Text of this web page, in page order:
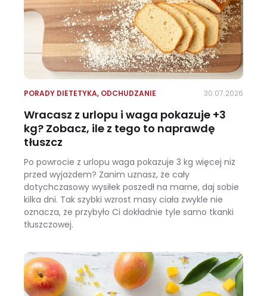
PORADY DIETETYKA, ODCHUDZANIE 30.07.2026
Wracasz z urlopu i waga pokazuje +3
kg? Zobacz, ile z tego to naprawdę
tłuszcz
Po powrocie z urlopu waga pokazuje 3 kg więcej niż
przed wyjazdem? Zanim uznasz, że cały
dotychczasowy wysiłek poszedł na marne, daj sobie
kilka dni. Tak szybki wzrost masy ciała zwykle nie
oznacza, że przybyło Ci dokładnie tyle samo tkanki
tłuszczowej.